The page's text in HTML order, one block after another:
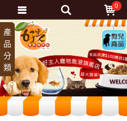
狗兒
商品
產
品
分
類
0
會員登入
忘記密碼
加入會員
訂單查詢